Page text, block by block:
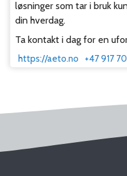
løsninger som tar i bruk
din hverdag.
Ta kontakt i dag for en
https://aeto.no +47 917